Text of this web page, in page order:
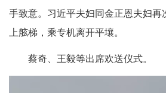
手致意。习近平夫妇同金正恩夫妇再
上舷梯，乘专机离开平壤。
蔡奇、王毅等出席欢送仪式。